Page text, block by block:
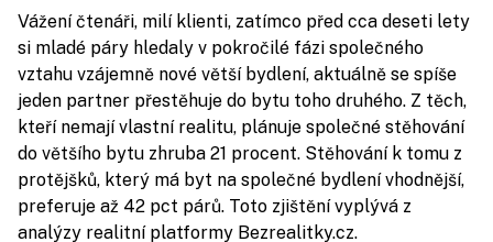
Vážení čtenáři, milí klienti, zatímco před cca deseti lety
si mladé páry hledaly v pokročilé fázi společného
vztahu vzájemně nové větší bydlení, aktuálně se spíše
jeden partner přestěhuje do bytu toho druhého. Z těch,
kteří nemají vlastní realitu, plánuje společné stěhování
do většího bytu zhruba 21 procent. Stěhování k tomu z
protějšků, který má byt na společné bydlení vhodnější,
preferuje až 42 pct párů. Toto zjištění vyplývá z
analýzy realitní platformy Bezrealitky.cz.